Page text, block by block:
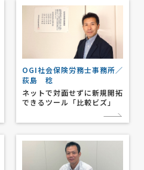
OGI社会保険労務士事務所／
荻島 稔
ネットで対面せずに新規開拓
できるツール「比較ビズ」